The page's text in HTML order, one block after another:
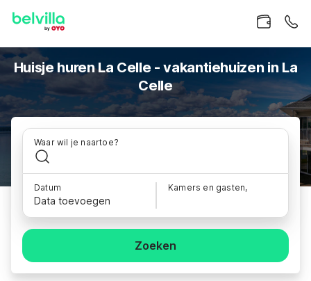
Huisje huren La Celle - vakantiehuizen in La
Celle
Waar wil je naartoe?
Datum
Data toevoegen
Kamers en gasten,
Zoeken